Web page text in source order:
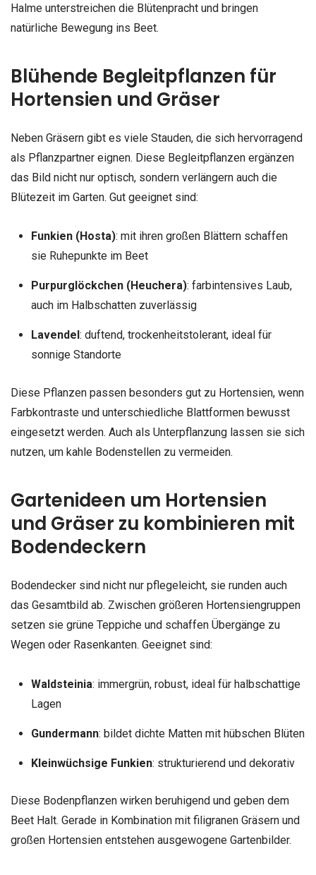
Halme unterstreichen die Blütenpracht und bringen
natürliche Bewegung ins Beet.
Blühende Begleitpflanzen für
Hortensien und Gräser
Neben Gräsern gibt es viele Stauden, die sich hervorragend
als Pflanzpartner eignen. Diese Begleitpflanzen ergänzen
das Bild nicht nur optisch, sondern verlängern auch die
Blütezeit im Garten. Gut geeignet sind:
Funkien (Hosta): mit ihren großen Blättern schaffen
sie Ruhepunkte im Beet
Purpurglöckchen (Heuchera): farbintensives Laub,
auch im Halbschatten zuverlässig
Lavendel : duftend, trockenheitstolerant, ideal für
sonnige Standorte
Diese Pflanzen passen besonders gut zu Hortensien, wenn
Farbkontraste und unterschiedliche Blattformen bewusst
eingesetzt werden. Auch als Unterpflanzung lassen sie sich
nutzen, um kahle Bodenstellen zu vermeiden.
Gartenideen um Hortensien
und Gräser zu kombinieren mit
Bodendeckern
Bodendecker sind nicht nur pflegeleicht, sie runden auch
das Gesamtbild ab. Zwischen größeren Hortensiengruppen
setzen sie grüne Teppiche und schaffen Übergänge zu
Wegen oder Rasenkanten. Geeignet sind:
Waldsteinia: immergrün, robust, ideal für halbschattige
Lagen
Gundermann: bildet dichte Matten mit hübschen Blüten
Kleinwüchsige Funkien: strukturierend und dekorativ
Diese Bodenpflanzen wirken beruhigend und geben dem
Beet Halt. Gerade in Kombination mit filigranen Gräsern und
großen Hortensien entstehen ausgewogene Gartenbilder.